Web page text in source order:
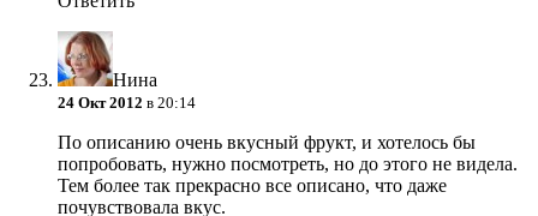
Нина
24 Окт 2012 в 20:14
По описанию очень вкусный фрукт, и хотелось бы
попробовать, нужно посмотреть, но до этого не видела.
Тем более так прекрасно все описано, что даже
почувствовала вкус.